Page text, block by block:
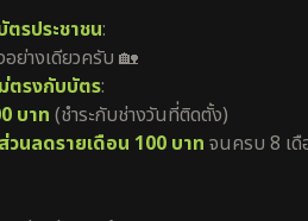
รประชาชน:
ย่างเดียวครับ 🏡
ตรงกับบัตร:
บาท (ชำระกับช่างวันที่ติดตั้ง)
วนลดรายเดือน 100 บาท จนครบ 8 เ